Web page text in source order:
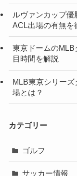
ルヴァンカップ優
ACL出場の有無を
東京ドームの
目時間を解説
MLB東京シリー
場とは？
カテゴリー
ゴルフ
サッカー情報